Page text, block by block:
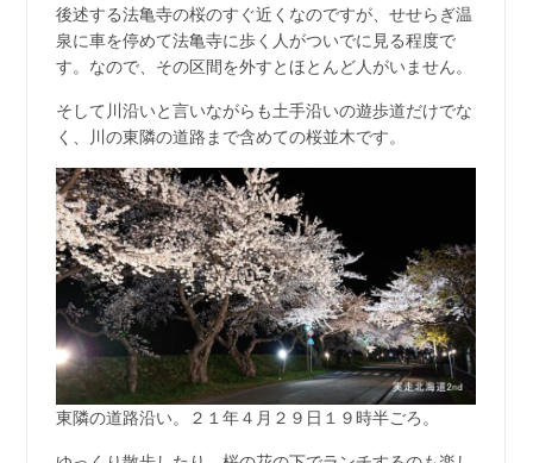
後述する法亀寺の桜のすぐ近くなのですが、せせらぎ温
泉に車を停めて法亀寺に歩く人がついでに見る程度で
す。なので、その区間を外すとほとんど人がいません。
そして川沿いと言いながらも土手沿いの遊歩道だけでな
く、川の東隣の道路まで含めての桜並木です。
東隣の道路沿い。２１年４月２９日１９時半ごろ。